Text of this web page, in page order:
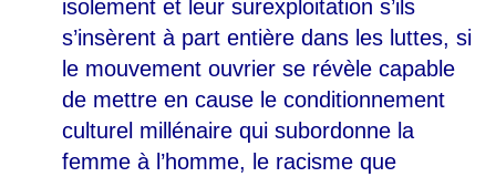
isolement et leur surexploitation s’ils
s’insèrent à part entière dans les luttes, si
le mouvement ouvrier se révèle capable
de mettre en cause le conditionnement
culturel millénaire qui subordonne la
femme à l’homme, le racisme que